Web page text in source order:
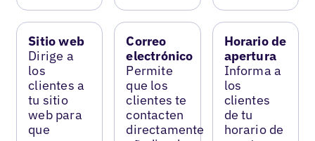
Sitio web
Dirige a
los
clientes a
tu sitio
web para
que
Correo
electrónico
Permite
que los
clientes te
contacten
directamente
Horario de
apertura
Informa a
los
clientes
de tu
horario de